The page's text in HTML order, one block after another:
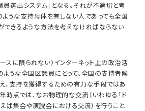
員選出システム」となる。それが不適切と考
ような支持母体を有しない人であっても全国
できるような方法を考えなければならない
ースに限られない）インターネット上の政治活
ような全国区議員にとって、全国の支持者候
、支持を獲得するための有力な手段ではあ
時点では、なお物理的な交流（いわゆる「ド
ば集会や演説会における交流）を行うこと